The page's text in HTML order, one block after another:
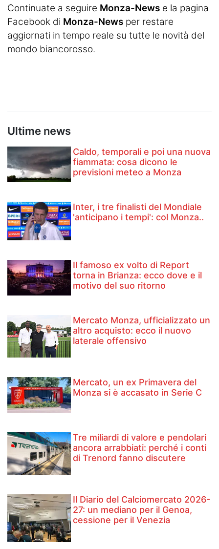
Continuate a seguire Monza-News e la pagina
Facebook di Monza-News per restare
aggiornati in tempo reale su tutte le novità del
mondo biancorosso.
Ultime news
Caldo, temporali e poi una nuova
fiammata: cosa dicono le
previsioni meteo a Monza
Inter, i tre finalisti del Mondiale
'anticipano i tempi': col Monza..
Il famoso ex volto di Report
torna in Brianza: ecco dove e il
motivo del suo ritorno
Mercato Monza, ufficializzato un
altro acquisto: ecco il nuovo
laterale offensivo
Mercato, un ex Primavera del
Monza si è accasato in Serie C
Tre miliardi di valore e pendolari
ancora arrabbiati: perché i conti
di Trenord fanno discutere
Il Diario del Calciomercato 2026-
27: un mediano per il Genoa,
cessione per il Venezia